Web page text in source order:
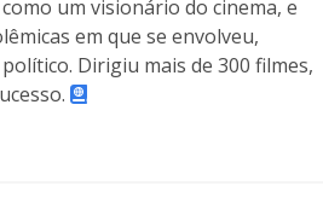
um visionário do cinema, e
em que se envolveu,
Dirigiu mais de 300 filmes,